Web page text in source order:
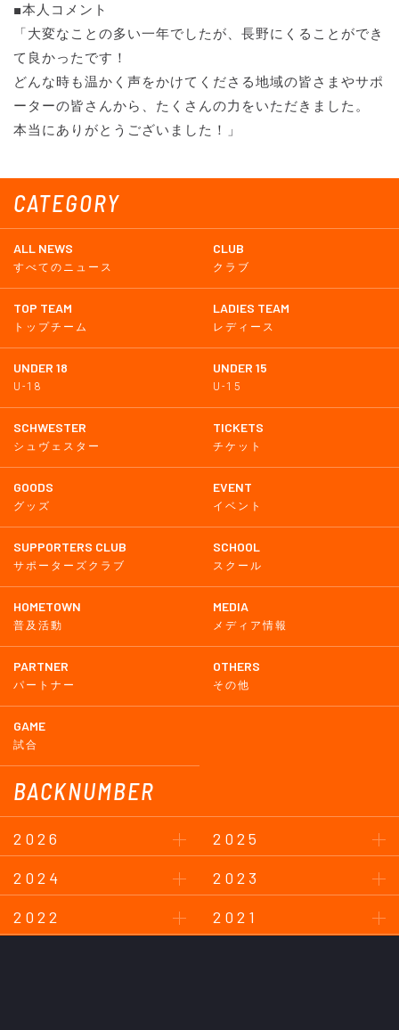
CATEGORY
ALL NEWS
すべてのニュース
CLUB
クラブ
TOP TEAM
トップチーム
LADIES TEAM
レディース
UNDER 18
U-18
UNDER 15
U-15
SCHWESTER
シュヴェスター
TICKETS
チケット
GOODS
グッズ
EVENT
イベント
SUPPORTERS CLUB
サポーターズクラブ
SCHOOL
スクール
HOMETOWN
普及活動
MEDIA
メディア情報
PARTNER
パートナー
OTHERS
その他
GAME
試合
BACKNUMBER
2026
2025
2024
2023
2022
2021
■本人コメント
「大変なことの多い一年でしたが、長野にくることができ
て良かったです！
どんな時も温かく声をかけてくださる地域の皆さまやサポ
ーターの皆さんから、たくさんの力をいただきました。
本当にありがとうございました！」